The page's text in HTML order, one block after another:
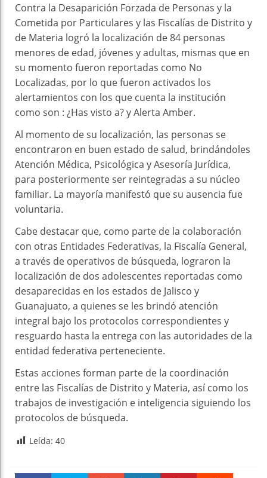
Contra la Desaparición Forzada de Personas y la
Cometida por Particulares y las Fiscalías de Distrito y
de Materia logró la localización de 84 personas
menores de edad, jóvenes y adultas, mismas que en
su momento fueron reportadas como No
Localizadas, por lo que fueron activados los
alertamientos con los que cuenta la institución
como son : ¿Has visto a? y Alerta Amber.
Al momento de su localización, las personas se
encontraron en buen estado de salud, brindándoles
Atención Médica, Psicológica y Asesoría Jurídica,
para posteriormente ser reintegradas a su núcleo
familiar. La mayoría manifestó que su ausencia fue
voluntaria.
Cabe destacar que, como parte de la colaboración
con otras Entidades Federativas, la Fiscalía General,
a través de operativos de búsqueda, lograron la
localización de dos adolescentes reportadas como
desaparecidas en los estados de Jalisco y
Guanajuato, a quienes se les brindó atención
integral bajo los protocolos correspondientes y
resguardo hasta la entrega con las autoridades de la
entidad federativa perteneciente.
Estas acciones forman parte de la coordinación
entre las Fiscalías de Distrito y Materia, así como los
trabajos de investigación e inteligencia siguiendo los
protocolos de búsqueda.
Leída: 40